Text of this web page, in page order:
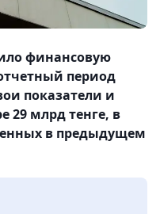
финансовую
период
показатели и
29 млрд тенге, в
в предыдущем